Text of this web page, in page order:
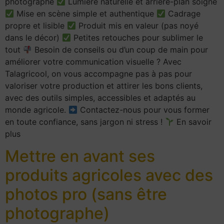
Mise en scène simple et authentique
Cadrage
propre et lisible
Produit mis en valeur (pas noyé
dans le décor)
Petites retouches pour sublimer le
tout
Besoin de conseils ou d’un coup de main pour
améliorer votre communication visuelle ? Avec
Talagricool, on vous accompagne pas à pas pour
valoriser votre production et attirer les bons clients,
avec des outils simples, accessibles et adaptés au
monde agricole.
Contactez-nous pour vous former
en toute confiance, sans jargon ni stress !
En savoir
plus
Mettre en avant ses
produits agricoles avec des
photos pro (sans être
photographe)